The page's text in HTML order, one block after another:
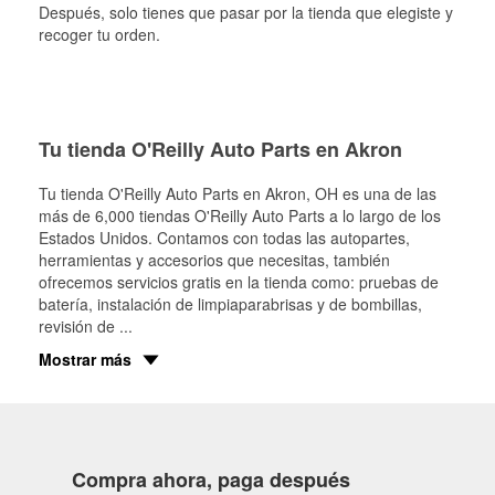
Después, solo tienes que pasar por la tienda que elegiste y
recoger tu orden.
Tu tienda O'Reilly Auto Parts en Akron
Tu tienda O'Reilly Auto Parts en Akron, OH es una de las
más de 6,000 tiendas O'Reilly Auto Parts a lo largo de los
Estados Unidos. Contamos con todas las autopartes,
herramientas y accesorios que necesitas, también
ofrecemos servicios gratis en la tienda como: pruebas de
batería, instalación de limpiaparabrisas y de bombillas,
revisión de ...
Mostrar más
Compra ahora, paga después